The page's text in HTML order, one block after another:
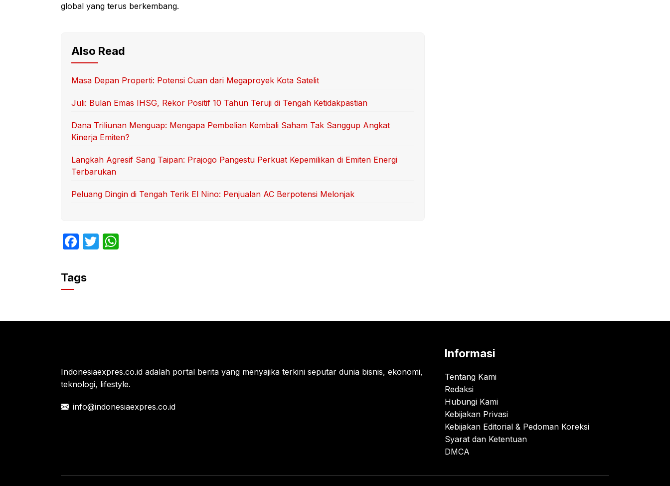
global yang terus berkembang.
Also Read
Masa Depan Properti: Potensi Cuan dari Megaproyek Kota Satelit
Juli: Bulan Emas IHSG, Rekor Positif 10 Tahun Teruji di Tengah Ketidakpastian
Dana Triliunan Menguap: Mengapa Pembelian Kembali Saham Tak Sanggup Angkat
Kinerja Emiten?
Langkah Agresif Sang Taipan: Prajogo Pangestu Perkuat Kepemilikan di Emiten Energi
Terbarukan
Peluang Dingin di Tengah Terik El Nino: Penjualan AC Berpotensi Melonjak
F
c
e
o
T
p
Tags
Indonesiaexpres.co.id adalah portal berita yang menyajika terkini seputar dunia bisnis, ekonomi,
teknologi, lifestyle.
info@indonesiaexpres.co.id
Informasi
Tentang Kami
Redaksi
Hubungi Kami
Kebijakan Privasi
Kebijakan Editorial & Pedoman Koreksi
Syarat dan Ketentuan
DMCA